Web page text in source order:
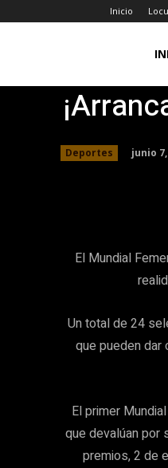
Inicio
JEFA
Deportes junio
El Mundial
Un total de 24
que pueden dar
El primer
que devalúan por
premios, 2 de